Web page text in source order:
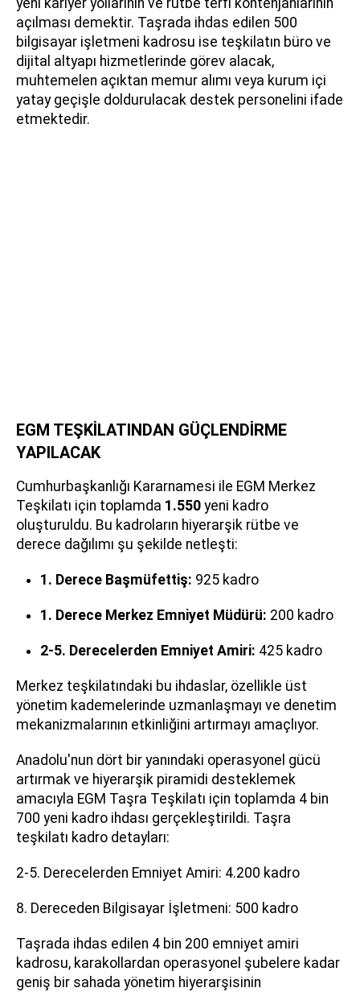
yeni kariyer yollarının ve rütbe terfi kontenjanlarının
açılması demektir. Taşrada ihdas edilen 500
bilgisayar işletmeni kadrosu ise teşkilatın büro ve
dijital altyapı hizmetlerinde görev alacak,
muhtemelen açıktan memur alımı veya kurum içi
yatay geçişle doldurulacak destek personelini ifade
etmektedir.
EGM TEŞKİLATINDAN GÜÇLENDİRME
YAPILACAK
Cumhurbaşkanlığı Kararnamesi ile EGM Merkez
Teşkilatı için toplamda 1.550 yeni kadro
oluşturuldu. Bu kadroların hiyerarşik rütbe ve
derece dağılımı şu şekilde netleşti:
1. Derece Başmüfettiş: 925 kadro
1. Derece Merkez Emniyet Müdürü: 200 kadro
2-5. Derecelerden Emniyet Amiri: 425 kadro
Merkez teşkilatındaki bu ihdaslar, özellikle üst
yönetim kademelerinde uzmanlaşmayı ve denetim
mekanizmalarının etkinliğini artırmayı amaçlıyor.
Anadolu'nun dört bir yanındaki operasyonel gücü
artırmak ve hiyerarşik piramidi desteklemek
amacıyla EGM Taşra Teşkilatı için toplamda 4 bin
700 yeni kadro ihdası gerçekleştirildi. Taşra
teşkilatı kadro detayları:
2-5. Derecelerden Emniyet Amiri: 4.200 kadro
8. Dereceden Bilgisayar İşletmeni: 500 kadro
Taşrada ihdas edilen 4 bin 200 emniyet amiri
kadrosu, karakollardan operasyonel şubelere kadar
geniş bir sahada yönetim hiyerarşisinin